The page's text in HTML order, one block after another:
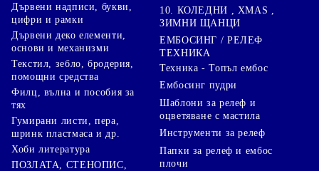
Дървени надписи, букви,
цифри и рамки
Дървени деко елементи,
основи и механизми
Текстил, зебло, бродерия,
помощни средства
Филц, вълна и пособия за
тях
Гумирани листи, пера,
шринк пластмаса и др.
Хоби литература
ПОЗЛАТА, СТЕНОПИС,
10. КОЛЕДНИ , XMAS ,
ЗИМНИ ЩАНЦИ
ЕМБОСИНГ / РЕЛЕФ
ТЕХНИКА
Техника - Топъл ембос
Ембосинг пудри
Шаблони за релеф и
оцветяване с мастила
Инструменти за релеф
Папки за релеф и ембос
плочи